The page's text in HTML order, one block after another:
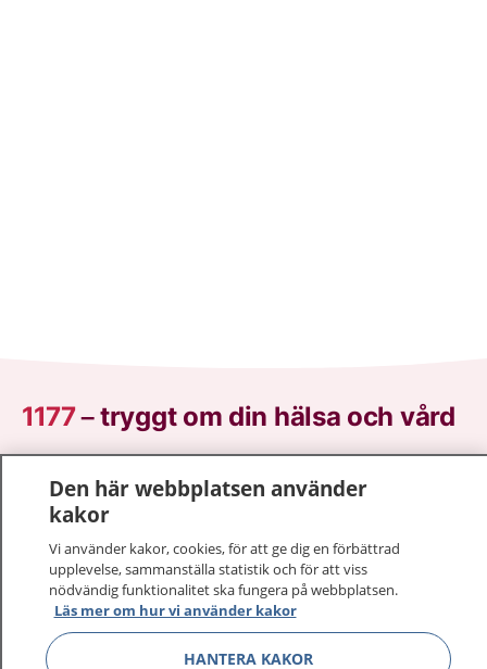
1177–tryggt om din hälsa och vård
sjukdomar och vilka mottagningar du kan kontakta.
Logga in för att läsa din journal och göra dina
vårdärenden. Ring telefonnummer 1177 för
sjukvårdsrådgivning dygnet runt.
1177 ger dig råd när du vill må bättre.
Den här webbplatsen använder
kakor
Vi använder kakor, cookies, för att ge dig en förbättrad
upplevelse, sammanställa statistik och för att viss
nödvändig funktionalitet ska fungera på webbplatsen.
Läs mer om hur vi använder kakor
HANTERA KAKOR